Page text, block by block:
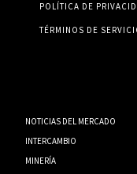
POLÍTICA DE
TÉRMINOS DE
NOTICIAS DEL MERCADO
INTERCAMBIO
MINERÍA